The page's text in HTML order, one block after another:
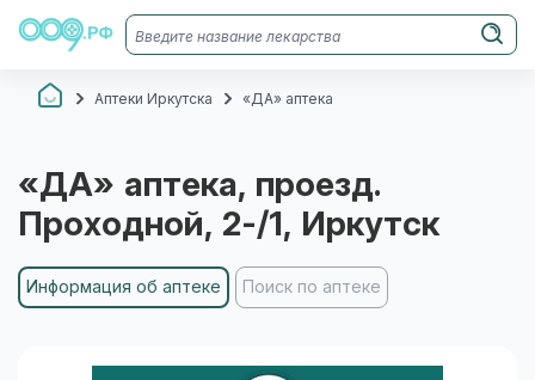
Аптеки Иркутска «ДА» аптека
«ДА» аптека, проезд.
Проходной, 2-/1, Иркутск
Информация об аптеке Поиск по аптеке